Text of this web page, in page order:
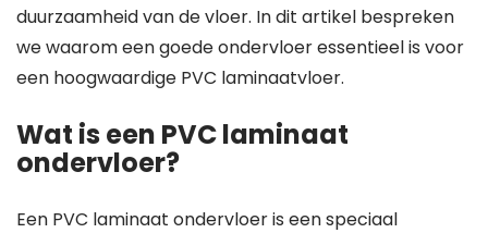
duurzaamheid van de vloer. In dit artikel bespreken
we waarom een goede ondervloer essentieel is voor
een hoogwaardige PVC laminaatvloer.
Wat is een PVC laminaat
ondervloer?
Een PVC laminaat ondervloer is een speciaal